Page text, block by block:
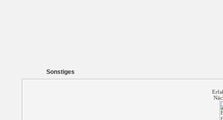
Sonstiges